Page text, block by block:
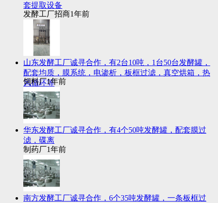
套提取设备
发酵工厂招商1年前
山东发酵工厂诚寻合作，有2台10吨，1台50台发酵罐，
配套均质，膜系统，电渗析，板框过滤，真空烘箱，热
风循环等
饲料厂1年前
华东发酵工厂诚寻合作，有4个50吨发酵罐，配套膜过
滤，碟离
制药厂1年前
南方发酵工厂诚寻合作，6个35吨发酵罐，一条板框过